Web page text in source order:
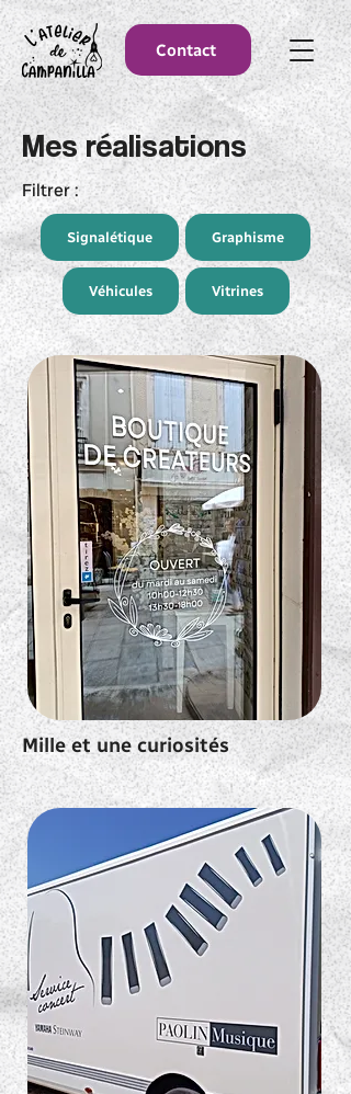
Contact
Mes réalisations
Filtrer :
Graphisme
Signalétique
Vitrines
Véhicules
Mille et une curiosités